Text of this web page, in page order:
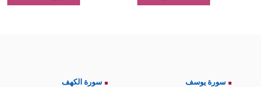
سورة يوسف سورة الكهف